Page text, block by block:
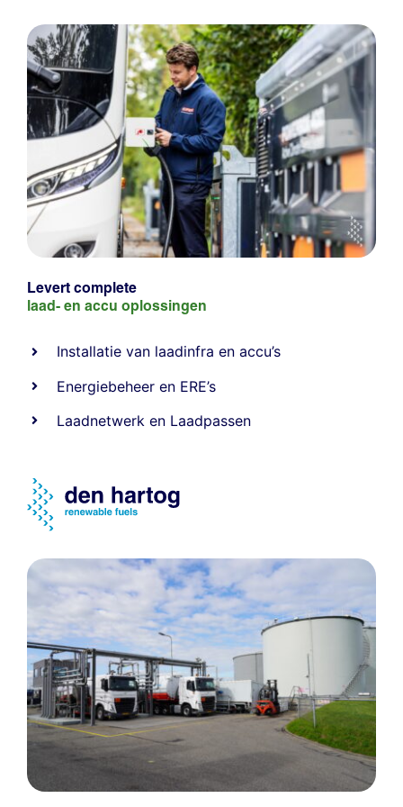
Levert complete
laad- en accu oplossingen
Installatie van laadinfra en accu’s
Energiebeheer en ERE’s
Laadnetwerk en Laadpassen